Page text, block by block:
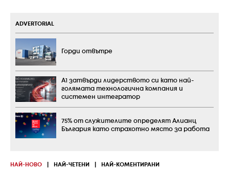
НАЙ-НОВО НАЙ-ЧЕТЕНИ НАЙ-КОМЕНТИРАНИ
ADVERTORIAL
Горди отвътре
А1 затвърди лидерството си като най-
голямата технологична компания и
системен интегратор
75% от служителите определят Алианц
България като страхотно място за работа